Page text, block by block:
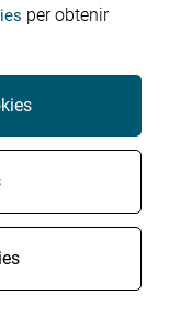
- Tots els drets
per obtenir